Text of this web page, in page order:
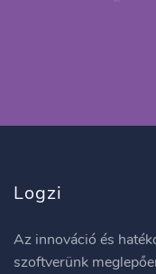
Logzi
Az innováció és
szoftverünk